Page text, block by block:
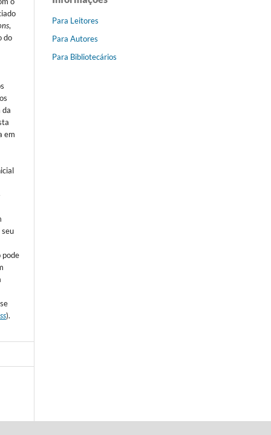
,
do
da
em
pode
).
Para Leitores
Para Autores
Para Bibliotecários